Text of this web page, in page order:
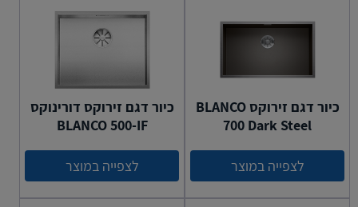
כיור דגם זירוקס BLANCO
700 Dark Steel
לצפייה במוצר
כיור דגם זירוקס דורינוקס
BLANCO 500-IF
לצפייה במוצר